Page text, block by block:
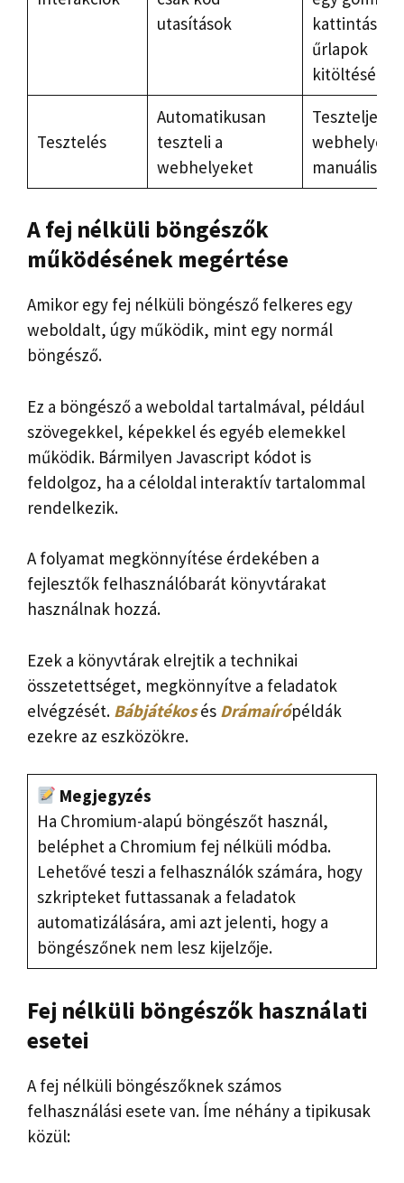
utasítások
kattintást és
űrlapok
kitöltését
Tesztelés
Automatikusan
teszteli a
webhelyeket
Tesztelje a
manuálisan
A fej nélküli böngészők
működésének megértése
Amikor egy fej nélküli böngésző felkeres egy
weboldalt, úgy működik, mint egy normál
böngésző.
Ez a böngésző a weboldal tartalmával, például
szövegekkel, képekkel és egyéb elemekkel
működik. Bármilyen Javascript kódot is
feldolgoz, ha a céloldal interaktív tartalommal
rendelkezik.
A folyamat megkönnyítése érdekében a
fejlesztők felhasználóbarát könyvtárakat
használnak hozzá.
Ezek a könyvtárak elrejtik a technikai
összetettséget, megkönnyítve a feladatok
elvégzését. Bábjátékosés Drámaírópéldák
ezekre az eszközökre.
Megjegyzés
Ha Chromium-alapú böngészőt használ,
beléphet a Chromium fej nélküli módba.
Lehetővé teszi a felhasználók számára, hogy
szkripteket futtassanak a feladatok
automatizálására, ami azt jelenti, hogy a
böngészőnek nem lesz kijelzője.
Fej nélküli böngészők használati
esetei
A fej nélküli böngészőknek számos
felhasználási esete van. Íme néhány a tipikusak
közül: